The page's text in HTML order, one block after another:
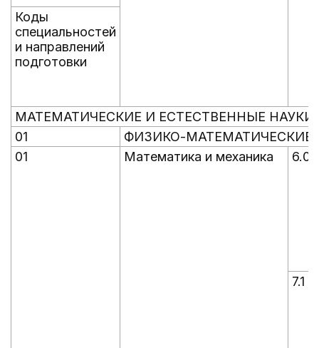
Коды
специальностей
и направлений
подготовки
МАТЕМАТИЧЕСКИЕ И ЕСТЕСТВЕННЫЕ НАУКИ
01
ФИЗИКО-МАТЕМАТИЧЕСКИЕ
01
Математика и механика 6.0
7.1